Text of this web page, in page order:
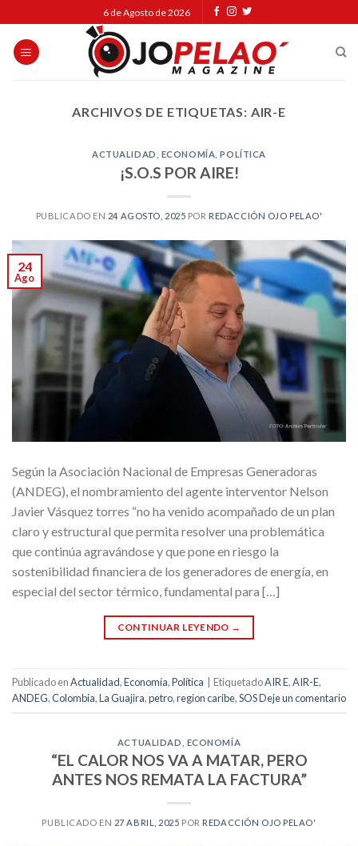
to
content
6 de Agosto de 2026
ARCHIVOS DE ETIQUETAS: AIR-E
ACTUALIDAD ECONOMÍA ,POLÍTICA
¡S.O.S POR AIRE!
PUBLICADO EN 24 AGOSTO, 2025 POR REDACCIÓN OJO PELAO'
24
Ago
Según la Asociación Nacional de Empresas Generadoras
(ANDEG), el nombramiento del agente interventor Nelson
Javier Vásquez torres “no ha venido acompañado de un plan
claro y estructural que permita resolver una problemática
que continúa agravándose y que pone en riesgo la
sostenibilidad financiera de los generadores de energía, en
especial del sector térmico, fundamental para […]
CONTINUAR LEYENDO →
Publicado enActualidad,Economía,Política EtiquetadoAIR E,AIR-E,
ANDEG,Colombia,La Guajira,petro,region caribe,SOSDeje un comentario
ACTUALIDAD ECONOMÍA
“EL CALOR NOS VA A MATAR, PERO
ANTES NOS REMATA LA FACTURA”
PUBLICADO EN 27 ABRIL, 2025 POR REDACCIÓN OJO PELAO'